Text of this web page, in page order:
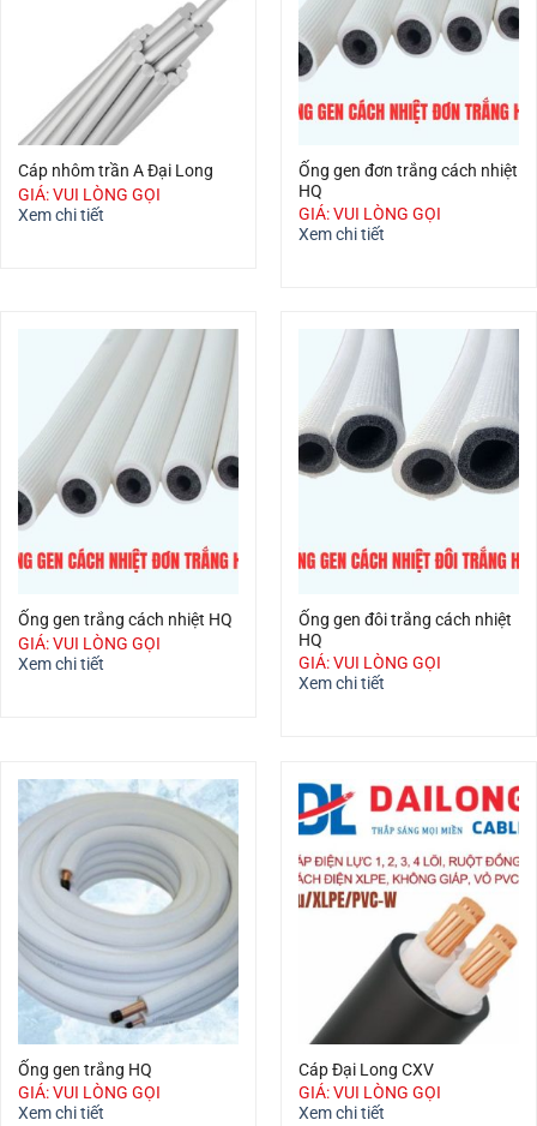
Cáp nhôm trần A Đại Long
GIÁ: VUI LÒNG GỌI
Xem chi tiết
Ống gen đơn trắng cách nhiệt
HQ
GIÁ: VUI LÒNG GỌI
Xem chi tiết
Ống gen trắng cách nhiệt HQ
GIÁ: VUI LÒNG GỌI
Xem chi tiết
Ống gen đôi trắng cách nhiệt
HQ
GIÁ: VUI LÒNG GỌI
Xem chi tiết
Ống gen trắng HQ
GIÁ: VUI LÒNG GỌI
Xem chi tiết
Cáp Đại Long CXV
GIÁ: VUI LÒNG GỌI
Xem chi tiết